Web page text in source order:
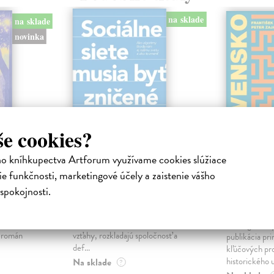
cookies?
kníhkupectva Artforum využívame cookies slúžiace
funkčnosti, marketingové účely a zaistenie vášho
na sklade
novinka
na sklade
Sociálne siete musia
byť zničené
vzťahy, rozkladajú spoločnosť a
def...
Na sklade ?
sme.
publikácia
kľúčových
historického